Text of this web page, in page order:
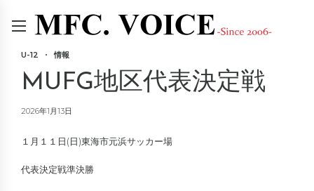
U-12 情報
MUFG地区代表決定戦
2026年1月13日
１月１１日(日)東海市元浜サッカー場
代表決定戦準決勝